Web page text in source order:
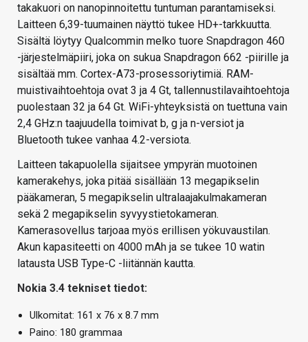
takakuori on nanopinnoitettu tuntuman parantamiseksi.
Laitteen 6,39-tuumainen näyttö tukee HD+-tarkkuutta.
Sisältä löytyy Qualcommin melko tuore Snapdragon 460
-järjestelmäpiiri, joka on sukua Snapdragon 662 -piirille ja
sisältää mm. Cortex-A73-prosessoriytimiä. RAM-
muistivaihtoehtoja ovat 3 ja 4 Gt, tallennustilavaihtoehtoja
puolestaan 32 ja 64 Gt. WiFi-yhteyksistä on tuettuna vain
2,4 GHz:n taajuudella toimivat b, g ja n-versiot ja
Bluetooth tukee vanhaa 4.2-versiota.
Laitteen takapuolella sijaitsee ympyrän muotoinen
kamerakehys, joka pitää sisällään 13 megapikselin
pääkameran, 5 megapikselin ultralaajakulmakameran
sekä 2 megapikselin syvyystietokameran.
Kamerasovellus tarjoaa myös erillisen yökuvaustilan.
Akun kapasiteetti on 4000 mAh ja se tukee 10 watin
latausta USB Type-C -liitännän kautta.
Nokia 3.4 tekniset tiedot:
Ulkomitat: 161 x 76 x 8.7 mm
Paino: 180 grammaa